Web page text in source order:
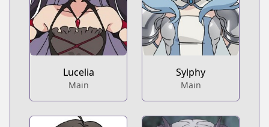
Lucelia
Main
Sylphy
Main